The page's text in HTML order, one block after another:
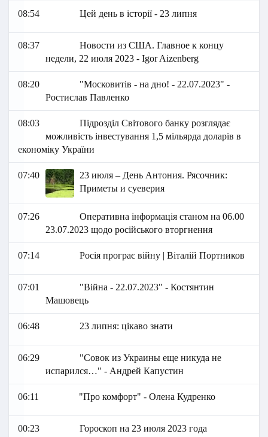
08:54 Цей день в історії - 23 липня
08:37
Новости из США. Главное к концу
недели, 22 июля 2023 - Igor Aizenberg
08:20
"Московитів - на дно! - 22.07.2023" -
Ростислав Павленко
08:03
Підрозділ Світового банку розглядає
можливість інвестування 1,5 мільярда доларів в
економіку України
07:40
23 июля – День Антония. Рясочник:
Приметы и суеверия
07:26
Оперативна інформація станом на 06.00
23.07.2023 щодо російського вторгнення
07:14 Росія програє війну | Віталій Портников
07:01
"Війна - 22.07.2023" - Костянтин
Машовець
06:48 23 липня: цікаво знати
06:29
"Совок из Украины еще никуда не
испарился…" - Андрей Капустин
06:11 "Про комфорт" - Олена Кудренко
00:23 Гороскоп на 23 июля 2023 года